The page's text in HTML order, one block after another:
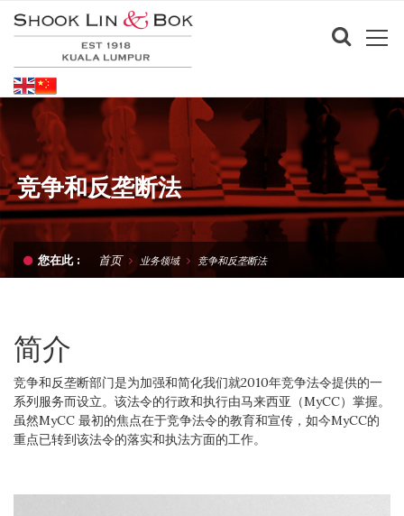
竞争和反垄断法
您在此 : 首页 业务领域 竞争和反垄断法
简介
竞争和反垄断部门是为加强和简化我们就2010年竞争法令提供的一
系列服务而设立。该法令的行政和执行由马来西亚（MyCC）掌握。
虽然MyCC 最初的焦点在于竞争法令的教育和宣传，如今MyCC的
重点已转到该法令的落实和执法方面的工作。